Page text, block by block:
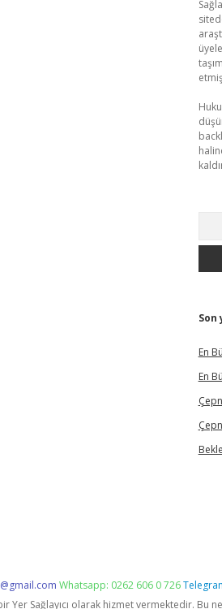
En
En
Whatsapp: 0262 606 0 726
Yer Sağlayıcı olarak hizmet vermektedir.